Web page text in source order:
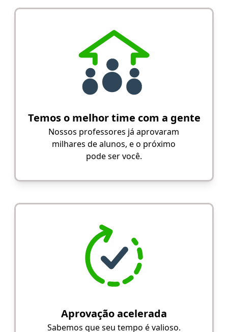
Temos o melhor time com a gente
Nossos professores já aprovaram
milhares de alunos, e o próximo
pode ser você.
Aprovação acelerada
Sabemos que seu tempo é valioso.